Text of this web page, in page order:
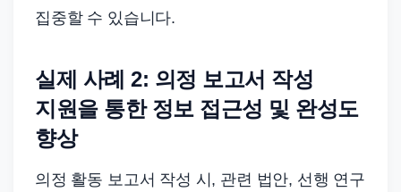
집중할 수 있습니다.
실제 사례 2: 의정 보고서 작성
지원을 통한 정보 접근성 및 완성도
향상
의정 활동 보고서 작성 시, 관련 법안, 선행 연구